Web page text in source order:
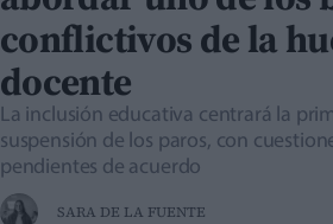
conflictivos de la
docente
La inclusión educativa centrará la
suspensión de los paros, con
pendientes de acuerdo
SARA DE LA FUENTE